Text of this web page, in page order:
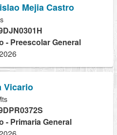
Mejia Castro
- Preescolar General
Vicario
- Primaria General